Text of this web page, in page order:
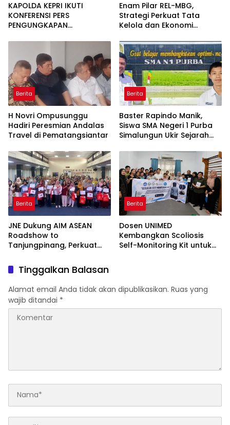
KAPOLDA KEPRI IKUTI
KONFERENSI PERS
PENGUNGKAPAN
KETAMINE DI PERAIRAN
Enam Pilar REL-MBG,
Strategi Perkuat Tata
Kelola dan Ekonomi
Program MBG
Berita
H Novri Ompusunggu
Hadiri Peresmian Andalas
Travel di Pematangsiantar
Berita
Baster Rapindo Manik,
Siswa SMA Negeri 1 Purba
Simalungun Ukir Sejarah
Berita
JNE Dukung AIM ASEAN
Roadshow to
Tanjungpinang, Perkuat
Pemanfaatan Teknologi AI
Berita
Dosen UNIMED
Kembangkan Scoliosis
Self-Monitoring Kit untuk
Tinggalkan Balasan
Alamat email Anda tidak akan dipublikasikan. Ruas yang
wajib ditandai *